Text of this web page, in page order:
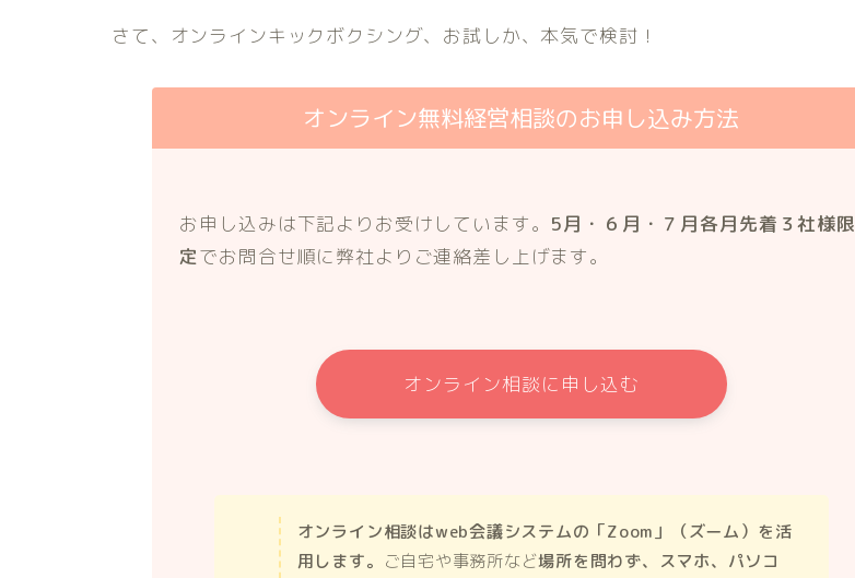
さて、オンラインキックボクシング、お試しか、本気で検討！
オンライン無料経営相談のお申し込み方法
お申し込みは下記よりお受けしています。 5月・６月・７月各月先着３社様限
定でお問合せ順に弊社よりご連絡差し上げます。
オンライン相談に申し込む
オンライン相談はweb会議システムの「Zoom」（ズーム）を活
用します。 ご自宅や事務所など場所を問わず、スマホ、パソコ